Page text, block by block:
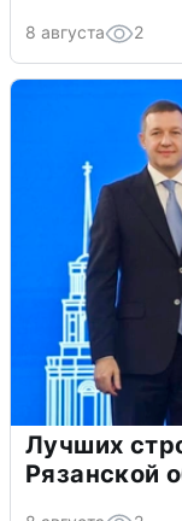
8 августа 2
Лучших
Рязанской